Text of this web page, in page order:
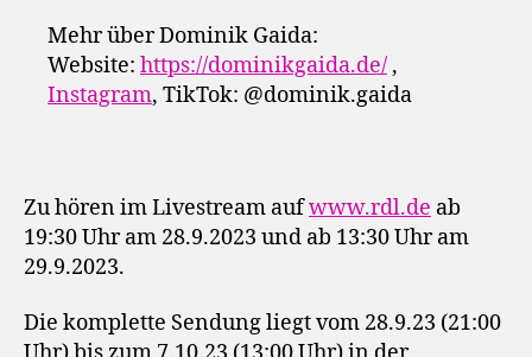
Mehr über Dominik Gaida:
Website: https://dominikgaida.de/ ,
Instagram, TikTok: @dominik.gaida
Zu hören im Livestream aufwww.rdl.de ab
19:30 Uhr am 28.9.2023 und ab 13:30 Uhr am
29.9.2023.
Die komplette Sendung liegt vom 28.9.23 (21:00